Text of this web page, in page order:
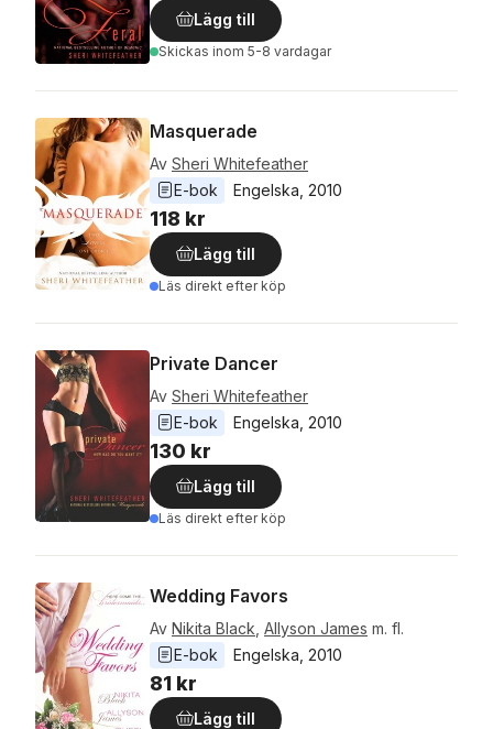
Lägg till
Skickas inom 5-8 vardagar
Masquerade
Av Sheri Whitefeather
E-bok
Engelska 2010
118 kr
Lägg till
Läs direkt efter köp
Private Dancer
Av Sheri Whitefeather
E-bok
Engelska 2010
130 kr
Lägg till
Läs direkt efter köp
Wedding Favors
Av Nikita Black Allyson James m. fl.
E-bok
Engelska 2010
81 kr
Lägg till